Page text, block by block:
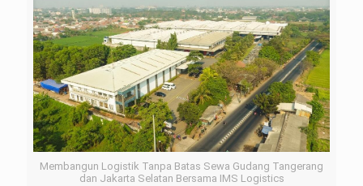
Membangun Logistik Tanpa Batas Sewa Gudang Tangerang
dan Jakarta Selatan Bersama IMS Logistics